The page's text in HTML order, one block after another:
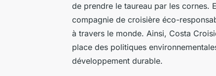
de prendre le taureau par les cornes.
compagnie de croisière éco-
à travers le monde. Ainsi, Costa
place des politiques
développement durable.